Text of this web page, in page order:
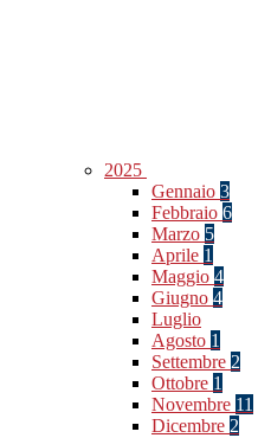
2025
Gennaio 3
Febbraio 6
Marzo 5
Aprile 1
Maggio 4
Giugno 4
Luglio
Agosto 1
Settembre 2
Ottobre 1
Novembre 11
Dicembre 2